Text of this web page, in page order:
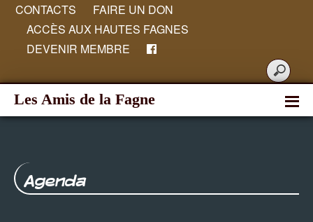
CONTACTS
FAIRE UN DON
ACCÈS AUX HAUTES FAGNES
DEVENIR MEMBRE
Les Amis de la Fagne
Agenda